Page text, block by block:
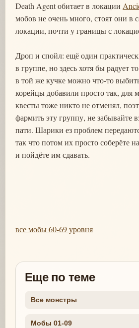
Death Agent обитает в локации
мобов не очень много, стоят они в
локации, почти у границы с
Дроп и спойл: ещё один
в группе, но здесь хотя бы радует
в той же кучке можно что-то
корейцы добавили просто так, для
квесты тоже никто не отменял,
фармить эту группу, не забывайте
пати. Шарики ез проблем
так что потом их просто соберёте
и пойдёте им сдавать.
все мобы 60-69 уровня
Еще по теме
Все монстры
Мобы 01-09